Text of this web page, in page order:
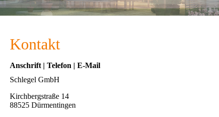
Kontakt
Anschrift | Telefon | E-Mail
Schlegel GmbH
Kirchbergstraße 14
88525 Dürmentingen